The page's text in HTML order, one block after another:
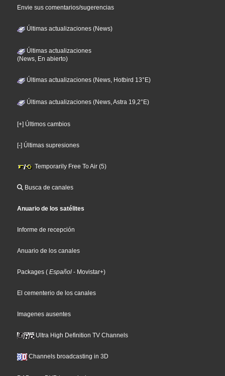
Envie sus comentarios/sugerencias
Últimas actualizaciones (News)
Últimas actualizaciones
(News, En abierto)
Últimas actualizaciones (News, Hotbird 13°E)
Últimas actualizaciones (News, Astra 19,2°E)
[+] Últimos cambios
[-] Últimas supresiones
Temporarily Free To Air (5)
Busca de canales
Anuario de los satélites
Informe de recepción
Anuario de los canales
Packages ( Español - Movistar+)
El cementerio de los canales
Imagenes ausentes
Ultra High Definition TV Channels
Channels broadcasting in 3D